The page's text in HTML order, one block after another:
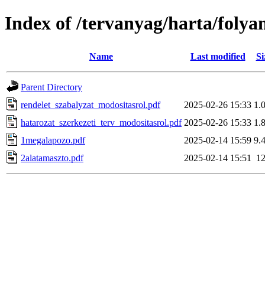
Index of /tervanyag/harta/
Name Last modified
Parent Directory
rendelet_szabalyzat_modositasrol.pdf
2025-02-26 15:33
hatarozat_szerkezeti_terv_modositasrol.pdf 2025-02-26 15:33
1megalapozo.pdf
2025-02-14 15:59
2alatamaszto.pdf
2025-02-14 15:51